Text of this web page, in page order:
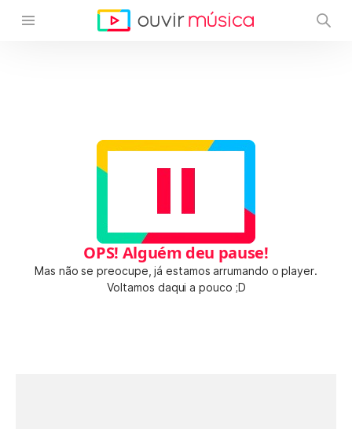
OPS! Alguém deu pause!
Mas não se preocupe, já estamos arrumando o player.
Voltamos daqui a pouco ;D